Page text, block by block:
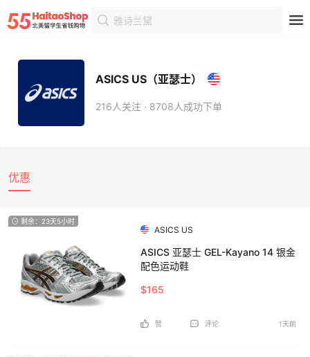
雅诗兰黛
首页 商家 商家详情
ASICS US（亚瑟士）
216人关注 · 8708人成功下单
优惠
剩余：23天5小时
ASICS US
ASICS 亚瑟士 GEL-Kayano 14 银金
配色运动鞋
$165
赞 评论 1天前